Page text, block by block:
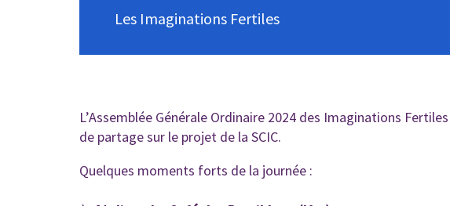
Les Imaginations Fertiles
L’Assemblée Générale Ordinaire 2024 des Imaginations
de partage sur le projet de la SCIC.
Quelques moments forts de la journée :